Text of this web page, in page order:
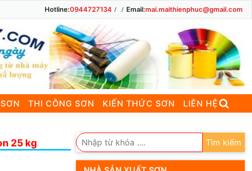
Hotline:0944727134 Email:mai.maithienphuc@gmail.com
THI CÔNG SƠN KIẾN THỨC SƠN LIÊN HỆ
25 kg Tìm kiếm